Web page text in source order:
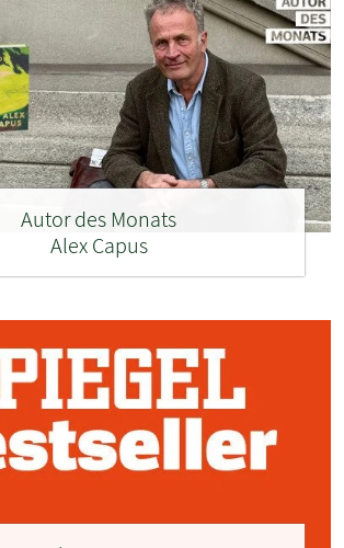
Autor des Monats
Alex Capus